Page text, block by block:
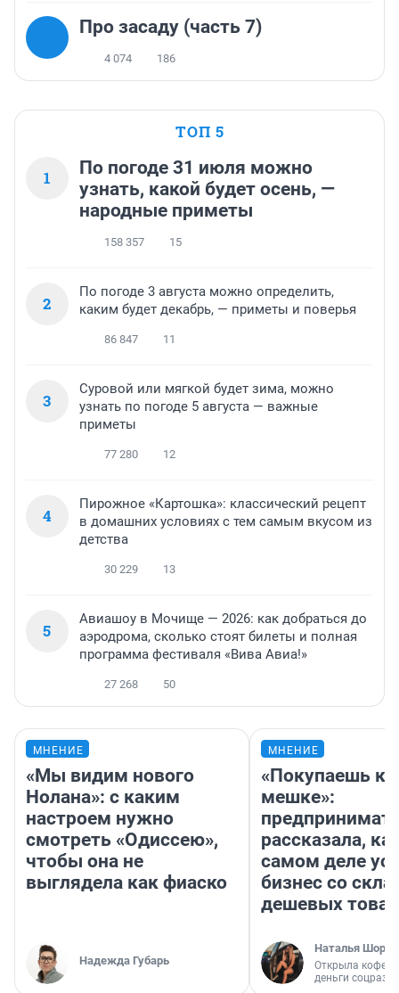
Про засаду (часть 7)
4 074 186
ТОП 5
1
По погоде 31 июля можно
узнать, какой будет осень, —
народные приметы
158 357 15
2
По погоде 3 августа можно определить,
каким будет декабрь, — приметы и поверья
86 847 11
3
Суровой или мягкой будет зима, можно
узнать по погоде 5 августа — важные
приметы
77 280 12
4
Пирожное «Картошка»: классический рецепт
в домашних условиях с тем самым вкусом из
детства
30 229 13
5
Авиашоу в Мочище — 2026: как добраться до
аэродрома, сколько стоят билеты и полная
программа фестиваля «Вива Авиа!»
27 268 50
МНЕНИЕ
«Мы видим нового
Нолана»: с каким
настроем нужно
смотреть «Одиссею»,
чтобы она не
выглядела как фиаско
Надежда Губарь
МНЕНИЕ
«Покупаешь
мешке»:
рассказала,
самом деле
бизнес со
дешевых
Наталья
Открыла
деньги